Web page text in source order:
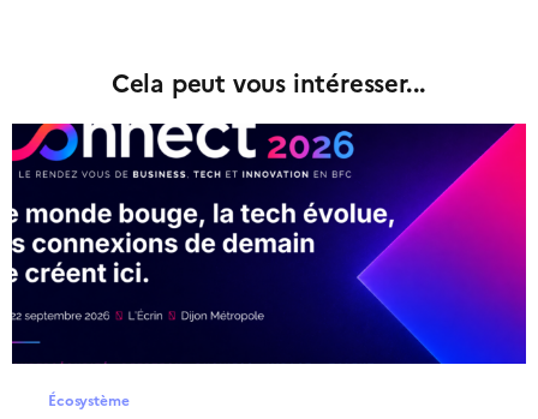
Cela peut vous intéresser...
Écosystème